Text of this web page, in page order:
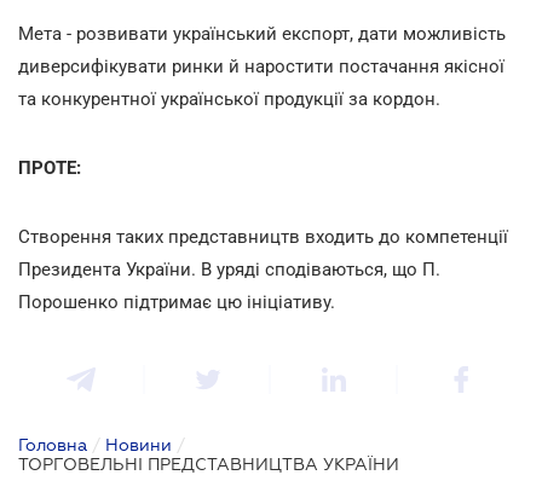
Мета - розвивати український експорт, дати можливість
диверсифікувати ринки й наростити постачання якісної
та конкурентної української продукції за кордон.
ПРОТЕ:
Створення таких представництв входить до компетенції
Президента України. В уряді сподіваються, що П.
Порошенко підтримає цю ініціативу.
Головна / Новини /
ТОРГОВЕЛЬНІ ПРЕДСТАВНИЦТВА УКРАЇНИ